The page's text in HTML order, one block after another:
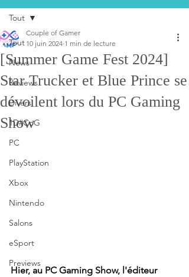
Tout
News
Reviews
Divers
1D#CoG
PC
PlayStation
Xbox
Nintendo
Salons
eSport
Previews
Tout
[Summer Game Fest 2024]
Star Trucker et Blue Prince se
dévoilent lors du PC Gaming
Show
Couple of Gamer
10 juin 2024 1 min de lecture
Hier, au PC Gaming Show, l'éditeur